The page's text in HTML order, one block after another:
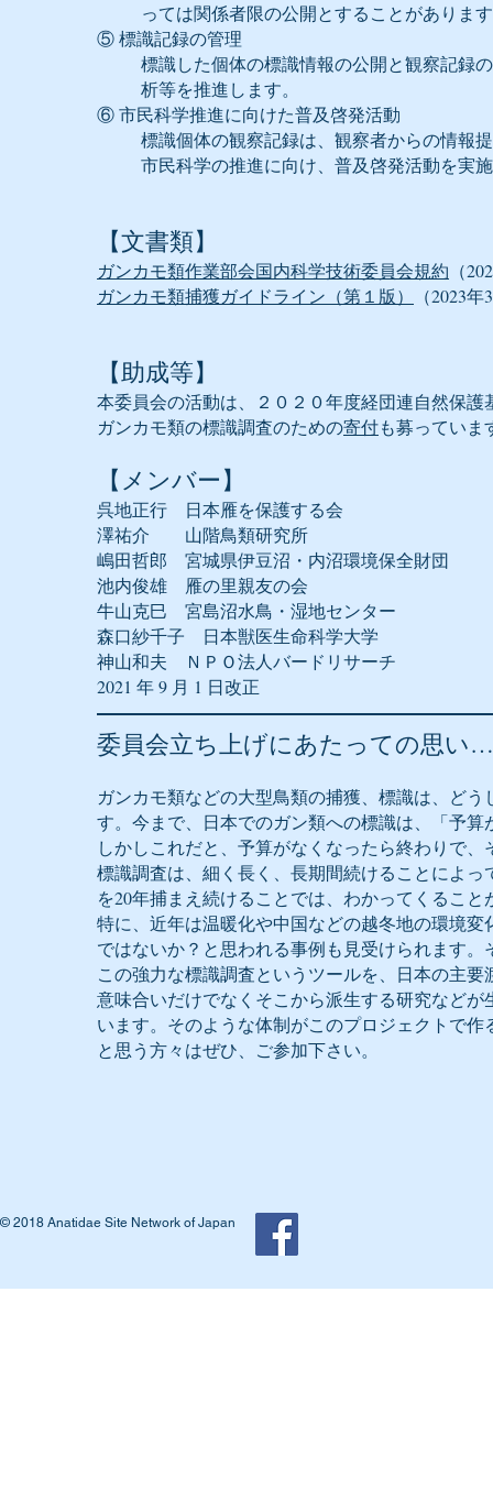
っては関係者限の公開とすることがありま
⑤ 標識記録の管理
標識した個体の標識情報の公開と観察記録
析等を推進します。
⑥ 市民科学推進に向けた普及啓発活動
標識個体の観察記録は、観察者からの情報
市民科学の推進に向け、普及啓発活動を実
【文書類】
ガンカモ類作業部会国内科学技術委員会規約 （
ガンカモ類捕獲ガイドライン（第１版）
（2023
【助成等】
本委員会の活動は、２０２０年度経団連自然保
​ガンカモ類の標識調査のための寄付も募っていま
【メンバー】
呉地正行 日本雁を保護する会
澤祐介 山階鳥類研究所
嶋田哲郎 宮城県伊豆沼・内沼環境保全財団
池内俊雄 雁の里親友の会
牛山克巳 宮島沼水鳥・湿地センター
森口紗千子 日本獣医生命科学大学
神山和夫 ＮＰＯ法人バードリサーチ
2021 年 9 月 1 日改正
委員会立ち上げにあたっての思い…
ガンカモ類などの大型鳥類の捕獲、標識は、ど
す。今まで、日本でのガン類への標識は、「予
しかしこれだと、予算がなくなったら終わりで
標識調査は、細く長く、長期間続けることによ
を20年捕まえ続けることでは、わかってくること
特に、近年は温暖化や中国などの越冬地の環境
ではないか？と思われる事例も見受けられます
この強力な標識調査というツールを、日本の主
意味合いだけでなくそこから派生する研究など
います。そのような体制がこのプロジェクトで
と思う方々はぜひ、ご参加下さい。
© 2018 Anatidae Site Network of Japan